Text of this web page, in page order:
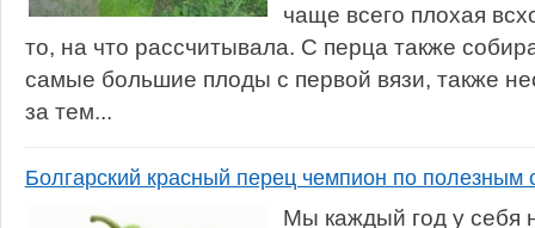
чаще всего плохая
то, на что рассчитывала. С перца также
самые большие плоды с первой вязи, также
за тем...
Болгарский красный перец чемпион по полезным
Мы каждый год у себя